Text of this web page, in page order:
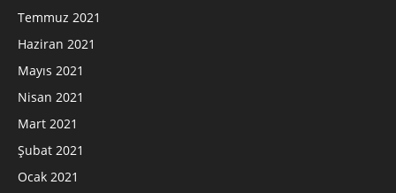
Temmuz 2021
Haziran 2021
Mayıs 2021
Nisan 2021
Mart 2021
Şubat 2021
Ocak 2021